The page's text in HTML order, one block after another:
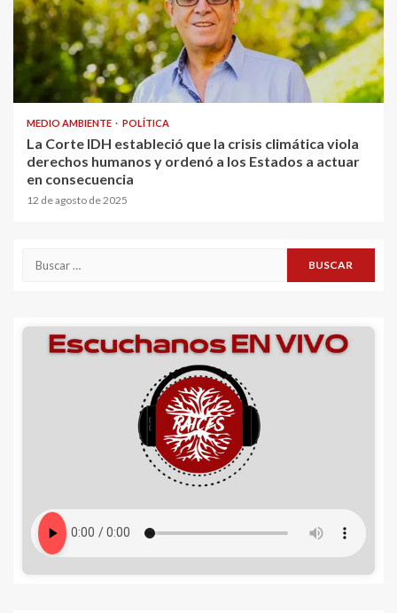
MEDIO AMBIENTE POLÍTICA
La Corte IDH estableció que la crisis climática viola
derechos humanos y ordenó a los Estados a actuar
en consecuencia
12 de agosto de 2025
Buscar: